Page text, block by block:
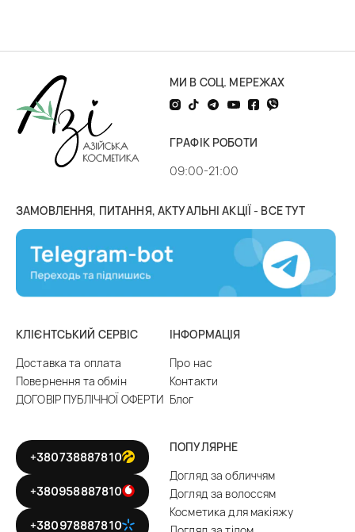
МИ В СОЦ. МЕРЕЖАХ
ГРАФІК РОБОТИ
09:00-21:00
ЗАМОВЛЕННЯ, ПИТАННЯ, АКТУАЛЬНІ АКЦІЇ - ВСЕ ТУТ
КЛІЄНТСЬКИЙ СЕРВІС
Доставка та оплата
Повернення та обмін
ДОГОВІР ПУБЛІЧНОЇ ОФЕРТИ
ІНФОРМАЦІЯ
Про нас
Контакти
Блог
+380738887810
+380958887810
+380978887810
ПОПУЛЯРНЕ
Догляд за обличчям
Догляд за волоссям
Косметика для макіяжу